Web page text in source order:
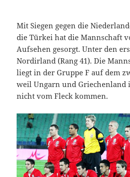
Mit Siegen gegen die
die Türkei hat die Mannschaft
Aufsehen gesorgt. Unter den
Nordirland (Rang 41). Die
liegt in der Gruppe F auf dem
weil Ungarn und Griechenland
nicht vom Fleck kommen.